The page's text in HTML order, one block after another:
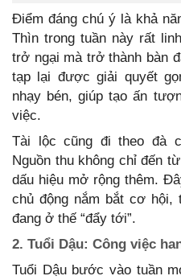
Điểm đáng chú ý là khả
Thìn trong tuần này rất
trở ngại mà trở thành bàn
tạp lại được giải quyết
nhạy bén, giúp tạo ấn
việc.
Tài lộc cũng đi theo đà
Nguồn thu không chỉ đến
dấu hiệu mở rộng thêm.
chủ động nắm bắt cơ
đang ở thế “đẩy tới”.
2. Tuổi Dậu: Công việc
Tuổi Dậu bước vào tuần